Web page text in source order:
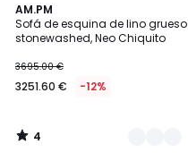
AM.PM
Sofá de esquina de lino grueso
stonewashed, Neo Chiquito
3695.00 €
3251.60 € -12%
4
/
5
3
Colores
4
/